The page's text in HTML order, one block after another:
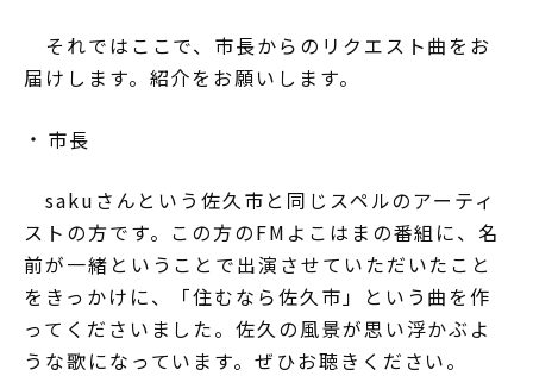
それではここで、市長からのリクエスト曲をお
届けします。紹介をお願いします。
市長
sakuさんという佐久市と同じスペルのアーティ
ストの方です。この方のFMよこはまの番組に、名
前が一緒ということで出演させていただいたこと
をきっかけに、「住むなら佐久市」という曲を作
ってくださいました。佐久の風景が思い浮かぶよ
うな歌になっています。ぜひお聴きください。